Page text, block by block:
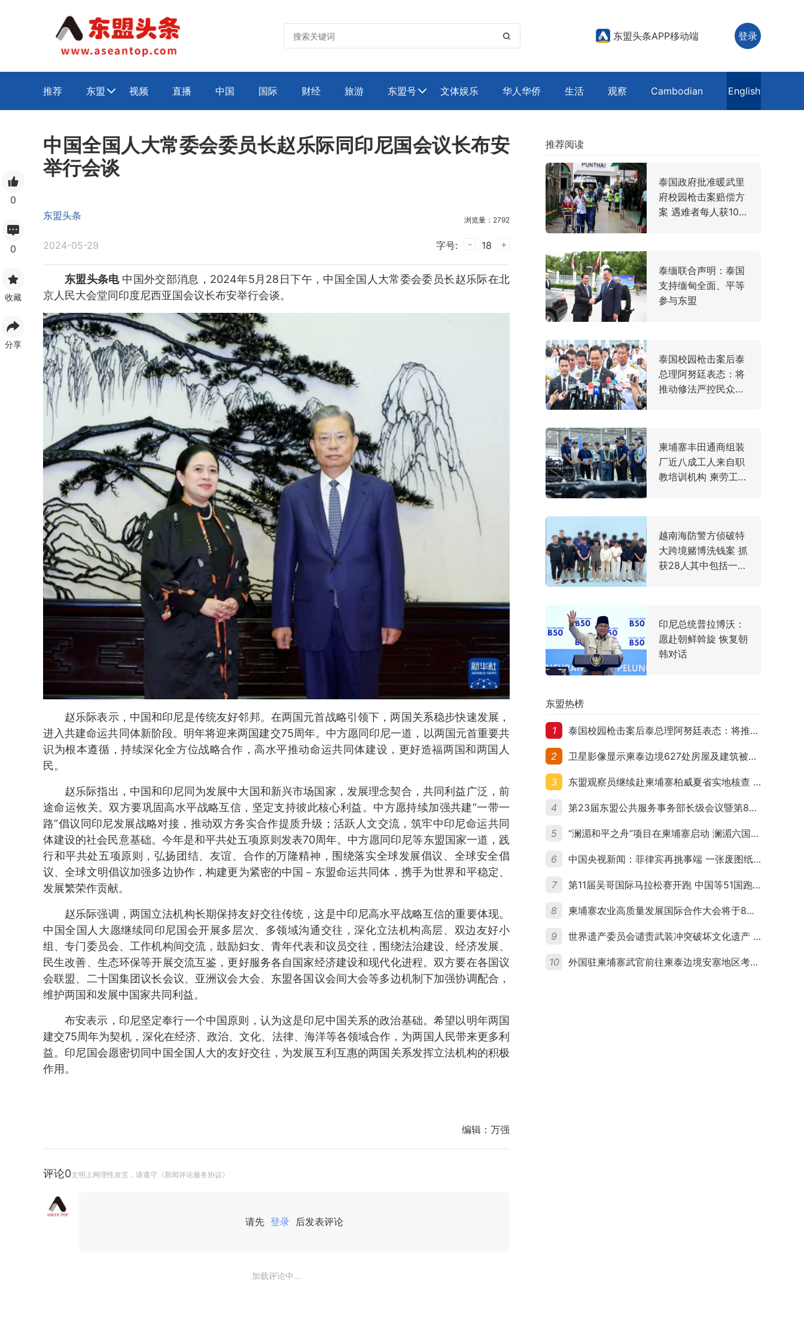
 东盟头条APP移动端 登录
推荐 东盟  视频 直播 中国 国际 财经 旅游 东盟号 文体娱乐 华人华侨 生活 观察 Cambodian English
0
0
收藏
分享
中国全国人大常委会委员长赵乐际同印尼国会议长布安
举行会谈
东盟头条 浏览量：2792
2024-05-29 字号: - 18 +
东盟头条电 中国外交部消息，2024年5月28日下午，中国全国人大常委会委员长赵乐际在北
京人民大会堂同印度尼西亚国会议长布安举行会谈。
赵乐际表示，中国和印尼是传统友好邻邦。在两国元首战略引领下，两国关系稳步快速发展，
进入共建命运共同体新阶段。明年将迎来两国建交75周年。中方愿同印尼一道，以两国元首重要共
识为根本遵循，持续深化全方位战略合作，高水平推动命运共同体建设，更好造福两国和两国人
民。
赵乐际指出，中国和印尼同为发展中大国和新兴市场国家，发展理念契合，共同利益广泛，前
途命运攸关。双方要巩固高水平战略互信，坚定支持彼此核心利益。中方愿持续加强共建“一带一
路”倡议同印尼发展战略对接，推动双方务实合作提质升级；活跃人文交流，筑牢中印尼命运共同
体建设的社会民意基础。今年是和平共处五项原则发表70周年。中方愿同印尼等东盟国家一道，践
行和平共处五项原则，弘扬团结、友谊、合作的万隆精神，围绕落实全球发展倡议、全球安全倡
议、全球文明倡议加强多边协作，构建更为紧密的中国－东盟命运共同体，携手为世界和平稳定、
发展繁荣作贡献。
赵乐际强调，两国立法机构长期保持友好交往传统，这是中印尼高水平战略互信的重要体现。
中国全国人大愿继续同印尼国会开展多层次、多领域沟通交往，深化立法机构高层、双边友好小
组、专门委员会、工作机构间交流，鼓励妇女、青年代表和议员交往，围绕法治建设、经济发展、
民生改善、生态环保等开展交流互鉴，更好服务各自国家经济建设和现代化进程。双方要在各国议
会联盟、二十国集团议长会议、亚洲议会大会、东盟各国议会间大会等多边机制下加强协调配合，
维护两国和发展中国家共同利益。
布安表示，印尼坚定奉行一个中国原则，认为这是印尼中国关系的政治基础。希望以明年两国
建交75周年为契机，深化在经济、政治、文化、法律、海洋等各领域合作，为两国人民带来更多利
益。印尼国会愿密切同中国全国人大的友好交往，为发展互利互惠的两国关系发挥立法机构的积极
作用。
编辑： 万强
评论0文明上网理性发言，请遵守《新闻评论服务协议》
请先 登录 后发表评论
加载评论中...
推荐阅读
泰国政府批准暖武里
府校园枪击案赔偿方
案 遇难者每人获100
泰缅联合声明：泰国
支持缅甸全面、平等
参与东盟
泰国校园枪击案后泰
总理阿努廷表态：将
推动修法严控民众携
柬埔寨丰田通商组装
厂近八成工人来自职
教培训机构 柬劳工大
越南海防警方侦破特
大跨境赌博洗钱案 抓
获28人其中包括一名
印尼总统普拉博沃：
愿赴朝鲜斡旋 恢复朝
韩对话
东盟热榜
1 泰国校园枪击案后泰总理阿努廷表态：将推动修法严控民众携枪
2 卫星影像显示柬泰边境627处房屋及建筑被夷平 人权组织呼吁保护平民财产
3 东盟观察员继续赴柬埔寨柏威夏省实地核查 走访遭袭柬埔寨平民村庄
4 第23届东盟公共服务事务部长级会议暨第8届东盟与中日韩公共服务事务部长级会议在柬埔寨暹粒开幕
5 “澜湄和平之舟”项目在柬埔寨启动 澜湄六国青年共话和平与发展
6 中国央视新闻：菲律宾再挑事端 一张废图纸划不走中国黄岩岛
7 第11届吴哥国际马拉松赛开跑 中国等51国跑者齐聚暹粒
8 柬埔寨农业高质量发展国际合作大会将于8月20日举行
9 世界遗产委员会谴责武装冲突破坏文化遗产 柬埔寨呼吁依法追责并加强国际合作
10 外国驻柬埔寨武官前往柬泰边境安塞地区考察 柬方介绍“危险握手”事件及边境情况